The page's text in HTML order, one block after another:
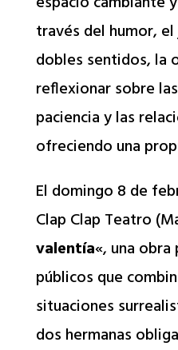
través del humor,
dobles sentidos, la
reflexionar sobre
paciencia y las
ofreciendo una
El domingo 8 de
Clap Clap Teatro
valentía«, una
públicos que
situaciones
dos hermanas